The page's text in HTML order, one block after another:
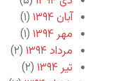
آبان ۱۳۹۴
(۱)
مهر ۱۳۹۴
(۱)
مرداد ۱۳۹۴
(۲)
تیر ۱۳۹۴
(۲)